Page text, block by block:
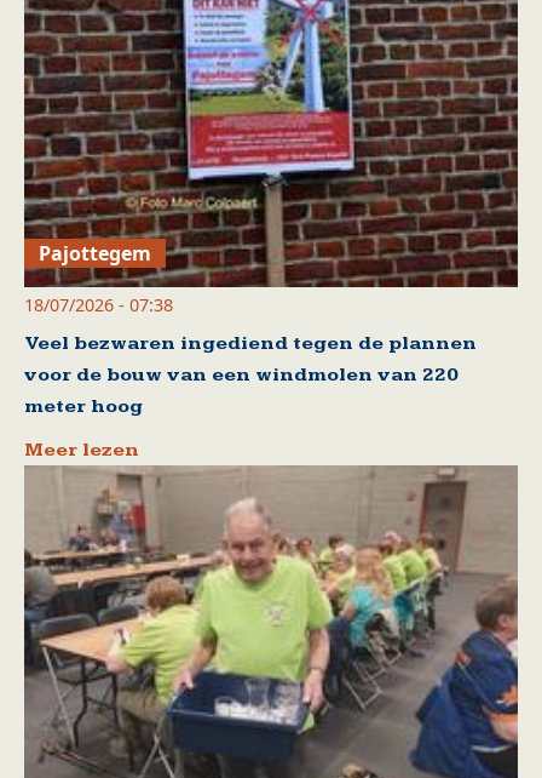
Pajottegem
18/07/2026 - 07:38
Veel bezwaren ingediend tegen de plannen
voor de bouw van een windmolen van 220
meter hoog
Meer lezen